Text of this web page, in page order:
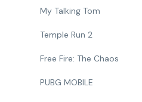
My Talking Tom
Temple Run 2
Free Fire: The Chaos
PUBG MOBILE